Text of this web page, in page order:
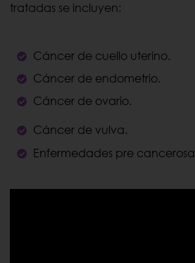
tratadas se incluyen:
Cáncer de cuello uterino.
Cáncer de endometrio.
Cáncer de ovario.
Cáncer de vulva.
Enfermedades pre